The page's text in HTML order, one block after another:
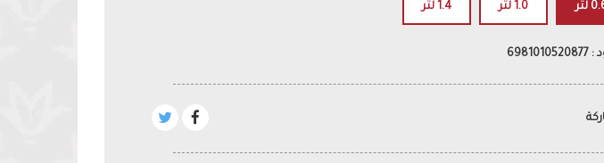
لتر 1.0 لتر 1.4 لتر